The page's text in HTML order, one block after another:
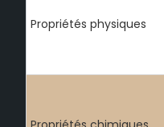
Propriétés physiques